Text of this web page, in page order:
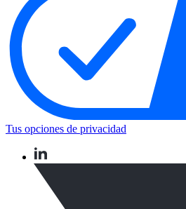
Tus opciones de privacidad